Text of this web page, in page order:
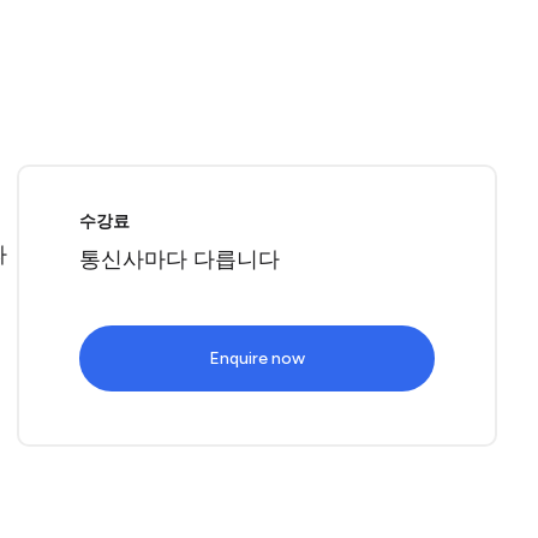
수강료
통신사마다 다릅니다
Enquire now